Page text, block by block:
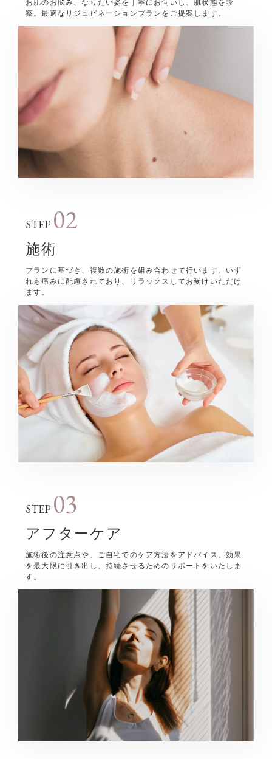
お肌のお悩み、なりたい姿を丁寧にお伺いし、肌状態を診
察。最適なリジュビネーションプランをご提案します。
STEP 02
施術
プランに基づき、複数の施術を組み合わせて行います。いず
れも痛みに配慮されており、リラックスしてお受けいただけ
ます。
STEP 03
アフターケア
施術後の注意点や、ご自宅でのケア方法をアドバイス。効果
を最大限に引き出し、持続させるためのサポートをいたしま
す。